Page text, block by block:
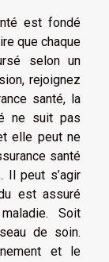
est fondé
que chaque
selon un
rejoignez
santé, la
ne suit pas
elle peut ne
santé
Il peut s’agir
est assuré
Soit
de soin.
et le